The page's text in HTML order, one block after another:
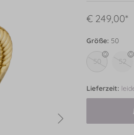
€ 249,00*
Größe: 50
50 52
Lieferzeit: